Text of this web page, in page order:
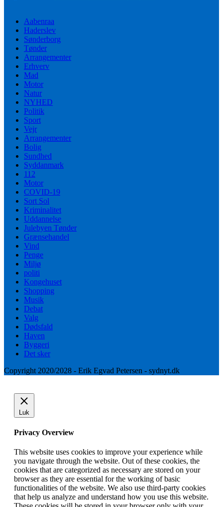
Aabenraa
Haderslev
Sønderborg
Tønder
Arrangementer
Erhverv
Mad
Motor
Natur
NYHED
Politik
Sport
Vejr
Arrangementer
Bolig
Sundhed
Syddanmark
112
Motor
COVID-19
Sort Sol
Kriminalitet
Uddannelse
Julebyen Tønder
Grænsehandel
Vind
Penge
Miljø
politi
Kongehuset
Shopping
Musik
Debat
Valg
Dødsfald
Haven
Byggeri
Det sker
Copyright 2020/2028 - Erik Egvad Petersen - sydnyt.dk
Luk
Privacy Overview
This website uses cookies to improve your experience while
you navigate through the website. Out of these cookies, the
cookies that are categorized as necessary are stored on your
browser as they are essential for the working of basic
functionalities of the website. We also use third-party cookies
that help us analyze and understand how you use this website.